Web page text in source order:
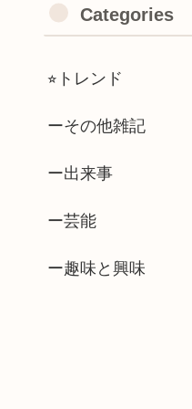
Categories
⭐︎トレンド
ーその他雑記
ー出来事
ー芸能
ー趣味と興味